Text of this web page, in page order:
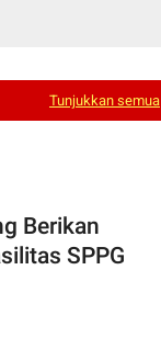
Tunjukkan semua
Berikan
SPPG